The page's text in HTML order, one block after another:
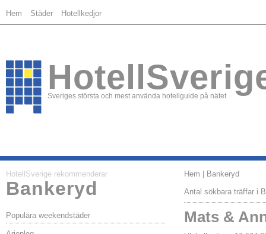
Hem Städer Hotellkedjor
Sveriges största och mest använda hotellguide på nätet
HotellSverige rekommenderar
Bankeryd
Populära weekendstäder
Hem | Bankeryd
Antal sökbara träffar i
Mats &